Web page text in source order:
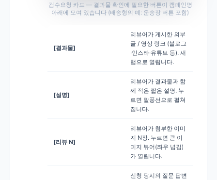
검수요청 카드 — 결과물 확인에 필요한 버튼이 캠페인명
아래에 모여 있습니다 (배송형의 예: 운송장 버튼 포함)
[결과물]
리뷰어가 게시한 외부
글 / 영상 링크 (블로그
·인스타·유튜브 등). 새
탭으로 열립니다.
[설명]
리뷰어가 결과물과 함
께 적은 짧은 설명. 누
르면 말풍선으로 펼쳐
집니다.
[리뷰 N]
리뷰어가 첨부한 이미
지 N장. 누르면 큰 이
미지 뷰어(좌우 넘김)
가 열립니다.
신청 당시의 질문 답변